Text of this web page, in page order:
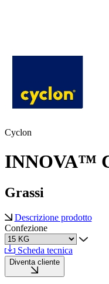
Cyclon
INNOVA™
Grassi
Descrizione prodotto
Confezione
Scheda tecnica
Diventa cliente